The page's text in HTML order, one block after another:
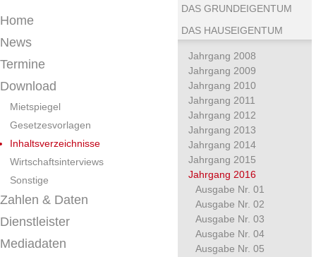
Home
News
Termine
Download
Mietspiegel
Gesetzesvorlagen
Inhaltsverzeichnisse
Wirtschaftsinterviews
Sonstige
Zahlen & Daten
Dienstleister
Mediadaten
DAS GRUNDEIGENTUM
DAS HAUSEIGENTUM
Jahrgang 2008
Jahrgang 2009
Jahrgang 2010
Jahrgang 2011
Jahrgang 2012
Jahrgang 2013
Jahrgang 2014
Jahrgang 2015
Jahrgang 2016
Ausgabe Nr. 01
Ausgabe Nr. 02
Ausgabe Nr. 03
Ausgabe Nr. 04
Ausgabe Nr. 05